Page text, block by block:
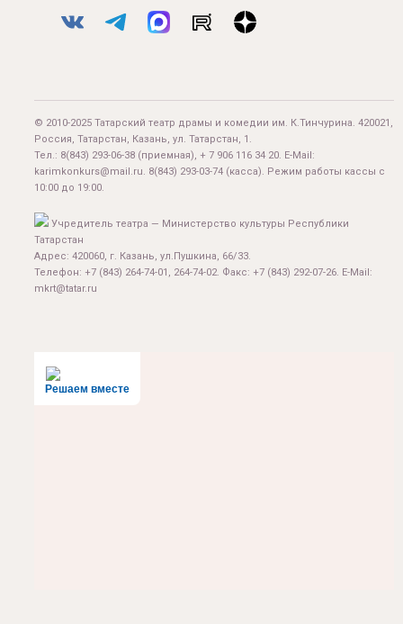
© 2010-2025 Татарский театр драмы и комедии им. К.Тинчурина. 420021,
Россия, Татарстан, Казань, ул. Татарстан, 1.
Тел.: 8(843) 293-06-38 (приемная), + 7 906 116 34 20. E-Mail:
karimkonkurs@mail.ru. 8(843) 293-03-74 (касса). Режим работы кассы с
10:00 до 19:00.
Учредитель театра — Министерство культуры Республики
Татарстан
Адрес: 420060, г. Казань, ул.Пушкина, 66/33.
Телефон: +7 (843) 264-74-01, 264-74-02. Факс: +7 (843) 292-07-26. E-Mail:
mkrt@tatar.ru
Решаем вместе